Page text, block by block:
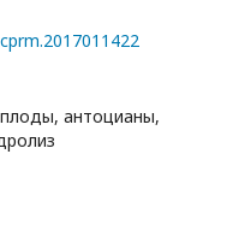
антоцианы,